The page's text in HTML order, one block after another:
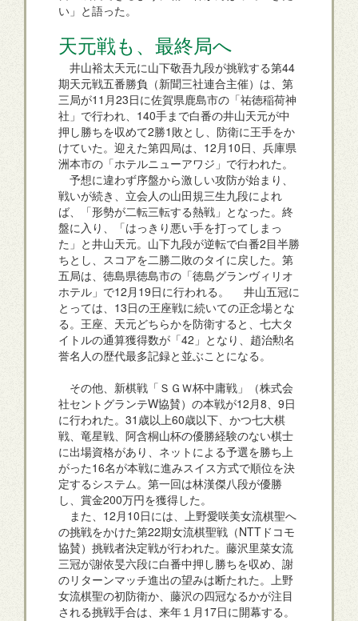
い」と語った。
天元戦も、最終局へ
井山裕太天元に山下敬吾九段が挑戦する第44
期天元戦五番勝負（新聞三社連合主催）は、第
三局が11月23日に佐賀県鹿島市の「祐徳稲荷神
社」で行われ、140手まで白番の井山天元が中
押し勝ちを収めて2勝1敗とし、防衛に王手をか
けていた。迎えた第四局は、12月10日、兵庫県
洲本市の「ホテルニューアワジ」で行われた。
予想に違わず序盤から激しい攻防が始まり、
戦いが続き、立会人の山田規三生九段によれ
ば、「形勢が二転三転する熱戦」となった。終
盤に入り、「はっきり悪い手を打ってしまっ
た」と井山天元。山下九段が逆転で白番2目半勝
ちとし、スコアを二勝二敗のタイに戻した。第
五局は、徳島県徳島市の「徳島グランヴィリオ
ホテル」で12月19日に行われる。 井山五冠に
とっては、13日の王座戦に続いての正念場とな
る。王座、天元どちらかを防衛すると、七大タ
イトルの通算獲得数が「42」となり、趙治勲名
誉名人の歴代最多記録と並ぶことになる。
その他、新棋戦「ＳＧＷ杯中庸戦」（株式会
社セントグランテW協賛）の本戦が12月8、9日
に行われた。31歳以上60歳以下、かつ七大棋
戦、竜星戦、阿含桐山杯の優勝経験のない棋士
に出場資格があり、ネットによる予選を勝ち上
がった16名が本戦に進みスイス方式で順位を決
定するシステム。第一回は林漢傑八段が優勝
し、賞金200万円を獲得した。
また、12月10日には、上野愛咲美女流棋聖へ
の挑戦をかけた第22期女流棋聖戦（NTTドコモ
協賛）挑戦者決定戦が行われた。藤沢里菜女流
三冠が謝依旻六段に白番中押し勝ちを収め、謝
のリターンマッチ進出の望みは断たれた。上野
女流棋聖の初防衛か、藤沢の四冠なるかが注目
される挑戦手合は、来年１月17日に開幕する。